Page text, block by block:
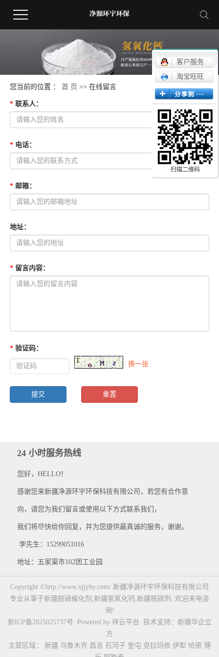
您当前的位置 ：首 页 >> 在线留言
* 联系人：
* 电话：
* 邮箱：
地址：
* 留言内容：
* 验证码：
换一张
24 小时服务热线
您好，HELLO！
感谢您来新疆净源环宇环保科技有限公司，若您有合作意
向，请您为我们留言或使用以下方式联系我们，
我们将尽快给你回复，并为您提供最真诚的服务，谢谢。
李先生：15299051016
地址：五家渠市102团工业园
Copyright ©http://www.xjjyhy.com/ 新疆净源环宇环保科技有限公司
专业从事于新疆脱硝催化剂 新疆氢氧化钙 新疆脱硫剂
, 欢迎来电咨
询!
新ICP备2025025737号 Powered by 祥云平台 技术支持： 新疆华企立
方
主营区域： 新疆 乌鲁木齐 昌吉 石河子 奎屯 克拉玛依 伊犁 哈密 博
客户服务
淘宝旺旺
扫描二维码